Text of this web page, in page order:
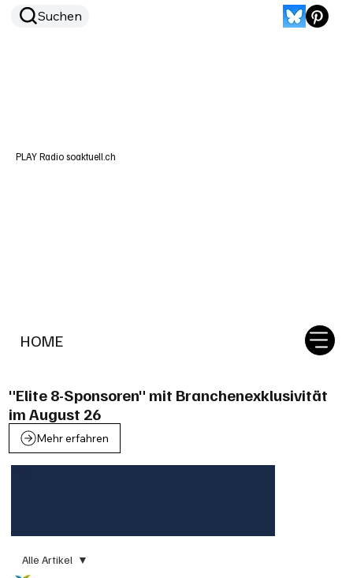
HOME
Suchen
PLAY Radio soaktuell.ch
"Elite 8-Sponsoren" mit Branchenexklusivität
im August 26
Mehr erfahren
Alle Artikel